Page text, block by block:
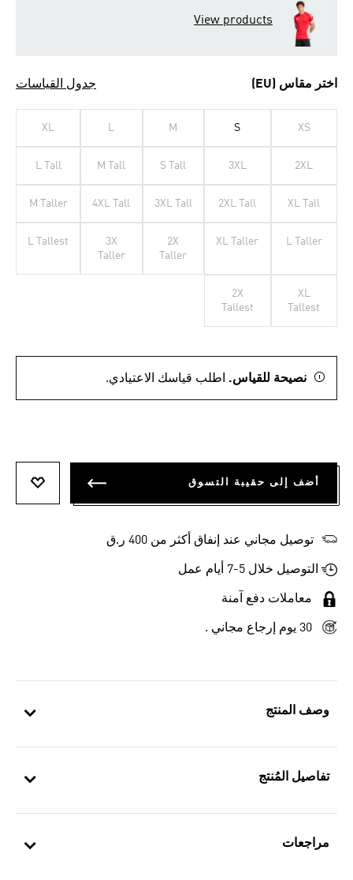
وصف المنتج
تفاصيل المُنتج
مراجعات
View products
اختر مقاس (EU) جدول القياسات
XS
S
M
L
XL
2XL
3XL
S Tall
M Tall
L Tall
XL Tall
2XL Tall
3XL Tall
4XL Tall
M Taller
L Taller
XL Taller
2X
Taller
3X
Taller
L Tallest
XL
Tallest
2X
Tallest
نصيحة للقياس. اطلب قياسك الاعتيادي.
أضف إلى حقيبة التسوق
توصيل مجاني عند إنفاق أكثر من 400 ر.ق
التوصيل خلال 5-7 أيام عمل
معاملات دفع آمنة